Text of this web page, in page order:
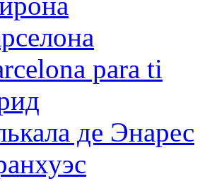
para ti
де Энарес